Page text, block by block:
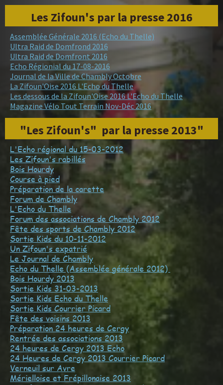
Les Zifoun's par la presse 2016
Assemblée Générale 2016 (Echo du Thelle)
Ultra Raid de Domfrond 2016
Ultra Raid de Domfront 2016
Echo Régionial du 17-08-2016
Journal de la Ville de Chambly Octobre
La Zifoun'Oise 2016 L'Echo du Thelle
Les dessous de la Zifoun'Oise 2016 L'Echo du Thelle
Magazine Vélo Tout Terrain Nov-Déc 2016
"Les Zifoun's" par la presse 2013"
L'Echo régional du 15-03-2012
Les Zifoun's rabillés
Bois Hourdy
Course à pied
Préparation de la carette
Forum de Chambly
L'Echo du Thelle
Forum des associations de Chambly 2012
Fête des sports de Chambly 2012
Sortie Kids du 10-11-2012
Un Zifoun's expatrié
Le Journal de Chambly
Echo du Thelle (Assemblée générale 2012)
Bois Hourdy 2013
Sortie Kids 31-03-2013
Sortie Kids Echo du Thelle
Sortie Kids Courrier Picard
Fête des voisins 2013
Préparation 24 heures de Cergy
Rentrée des associations 2013
24 heures de Cergy 2013 Echo
24 Heures de Cergy 2013 Courrier Picard
Verneuil sur Avre
Mérielloise et Frépillonaise 2013